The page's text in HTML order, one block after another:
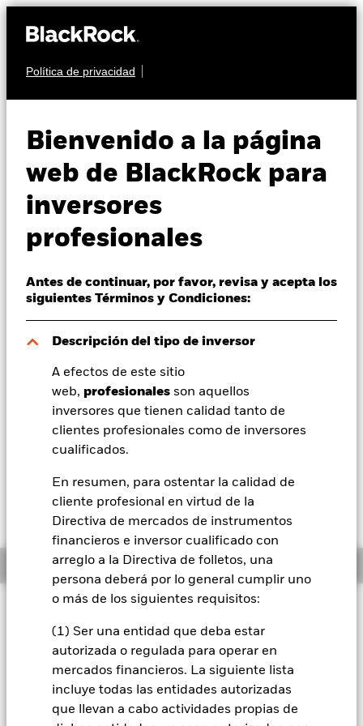
Política de privacidad
Bienvenido a la página
web de BlackRock para
inversores
profesionales
Antes de continuar, por favor, revisa y acepta los
siguientes Términos y Condiciones:
Descripción del tipo de inversor
A efectos de este sitio
web, profesionales son aquellos
inversores que tienen calidad tanto de
clientes profesionales como de inversores
cualificados.
En resumen, para ostentar la calidad de
cliente profesional en virtud de la
Directiva de mercados de instrumentos
financieros e inversor cualificado con
arreglo a la Directiva de folletos, una
persona deberá por lo general cumplir uno
o más de los siguientes requisitos:
(1) Ser una entidad que deba estar
autorizada o regulada para operar en
mercados financieros. La siguiente lista
incluye todas las entidades autorizadas
que llevan a cabo actividades propias de
Perspectivas
Visión de mercado
Educación
Profesionales
España
Change location
BlackRock
iShares
Nuestra compañía
MyMap Plus
Defensive Fund
EUR 109,44
Variación del valor liquidativo a 07 ago 2026
EUR 0,09 (0,08%)
Morningstar Rating
Información general
Filosofía de inversión
El Fondo pretende proporcionar una rentabilidad de su
inversión a través de una combinación de revalorización del
capital y rendimientos, con un nivel de riesgo defensivo y de
sociales y de gobierno corporativo (ESG) aplicados a la
inversión. El Fondo tratará de conseguir su objetivo de